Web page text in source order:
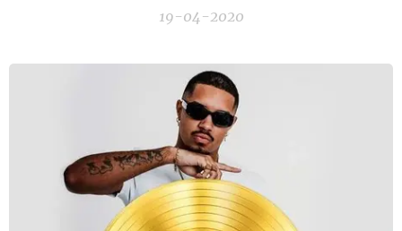
19-04-2020